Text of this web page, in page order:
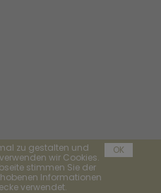
zu gestalten und
wir Cookies.
stimmen Sie der
Informationen
verwendet.
OK